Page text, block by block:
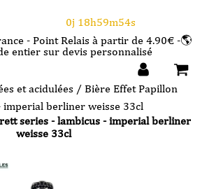
0j 18h59m53s
- Point Relais à partir de 4.90€ -🌎
entier sur devis personnalisé
et acidulées / Bière Effet Papillon
imperial berliner weisse 33cl
series - lambicus - imperial berliner
weisse 33cl